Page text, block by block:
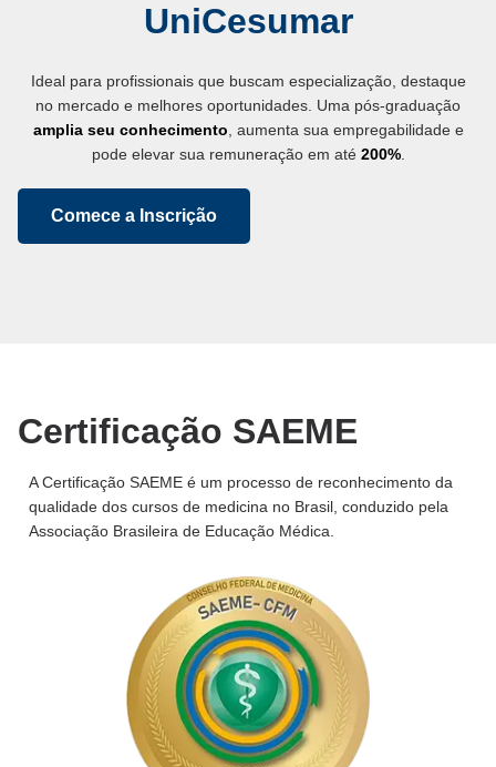
UniCesumar
Ideal para profissionais que buscam especialização, destaque
no mercado e melhores oportunidades. Uma pós-graduação
amplia seu conhecimento , aumenta sua empregabilidade e
pode elevar sua remuneração em até 200%.
Comece a Inscrição
Certificação SAEME
A Certificação SAEME é um processo de reconhecimento da
qualidade dos cursos de medicina no Brasil, conduzido pela
Associação Brasileira de Educação Médica.